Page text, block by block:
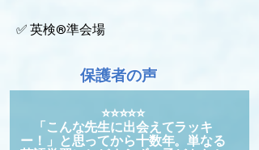
✅ 英検®準会場
保護者の声
⭐⭐⭐⭐⭐
「こんな先生に出会えてラッキ
ー！」と思ってから十数年。単なる